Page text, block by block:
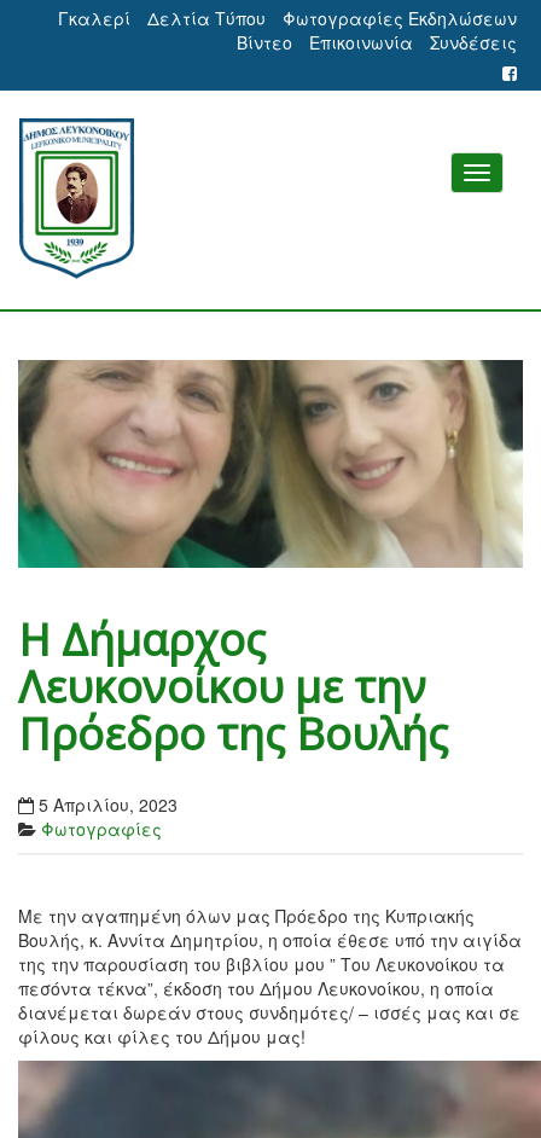
Γκαλερί Δελτία Τύπου
Φωτογραφίες Εκδηλώσεων
Βίντεο
Επικοινωνία Συνδέσεις
Η Δήμαρχος
Λευκονοίκου με την
Πρόεδρο της Βουλής
5 Απριλίου, 2023
Φωτογραφίες
Με την αγαπημένη όλων μας Πρόεδρο της Κυπριακής
Βουλής, κ. Αννίτα Δημητρίου, η οποία έθεσε υπό την αιγίδα
της την παρουσίαση του βιβλίου μου ” Του Λευκονοίκου τα
πεσόντα τέκνα”, έκδοση του Δήμου Λευκονοίκου, η οποία
διανέμεται δωρεάν στους συνδημότες/ – ισσές μας και σε
φίλους και φίλες του Δήμου μας!